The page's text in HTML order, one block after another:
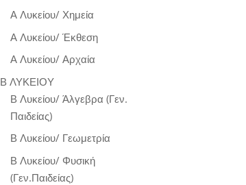
Α Λυκείου/ Χημεία
Α Λυκείου/ Έκθεση
Α Λυκείου/ Αρχαία
Β ΛΥΚΕΙΟΥ
Β Λυκείου/ Άλγεβρα (Γεν.
Παιδείας)
Β Λυκείου/ Γεωμετρία
Β Λυκείου/ Φυσική
(Γεν.Παιδείας)